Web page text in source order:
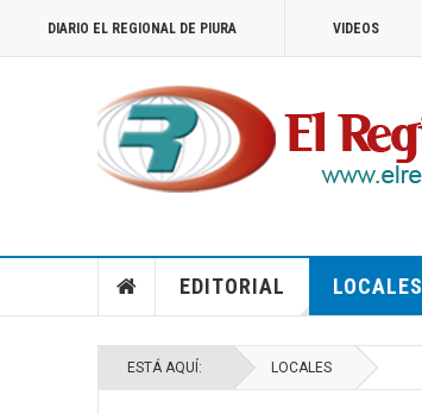
DIARIO EL REGIONAL DE PIURA VIDEOS
EDITORIAL LOCALES
ESTÁ AQUÍ: LOCALES